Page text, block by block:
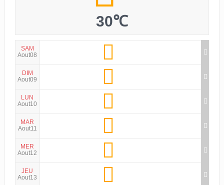
30℃
SAM
Aout08
DIM
Aout09
LUN
Aout10
MAR
Aout11
MER
Aout12
JEU
Aout13